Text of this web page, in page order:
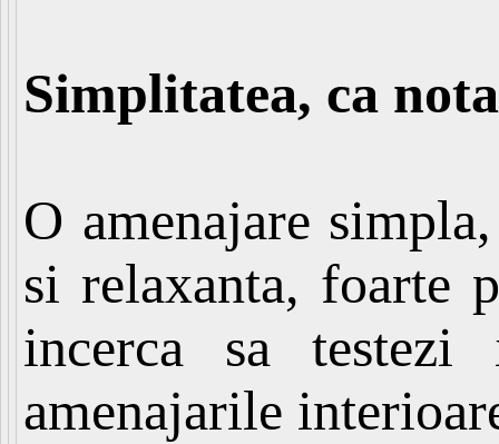
Simplitatea, ca
O amenajare
si relaxanta, foarte
incerca sa
amenajarile